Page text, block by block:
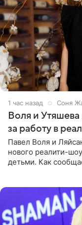
1 час назад Соня
Воля и Утяшева
за работу в
Павел Воля и
нового реалити-
детьми. Как